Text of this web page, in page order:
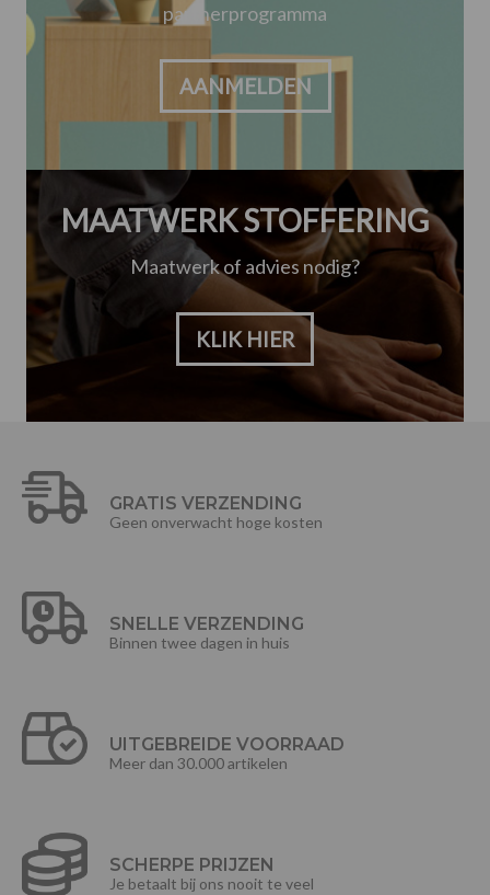
partnerprogramma
AANMELDEN
MAATWERK STOFFERING
Maatwerk of advies nodig?
KLIK HIER
GRATIS VERZENDING
Geen onverwacht hoge kosten
SNELLE VERZENDING
Binnen twee dagen in huis
UITGEBREIDE VOORRAAD
Meer dan 30.000 artikelen
SCHERPE PRIJZEN
Je betaalt bij ons nooit te veel